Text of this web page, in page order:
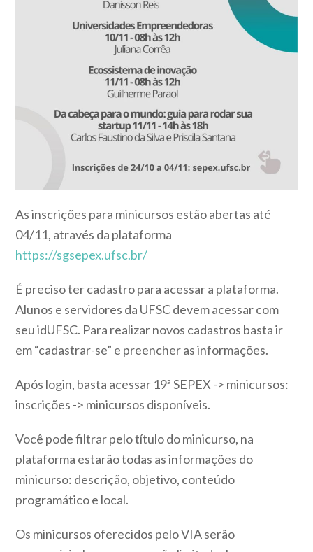
As inscrições para minicursos estão abertas até
04/11, através da plataforma
https://sgsepex.ufsc.br/
É preciso ter cadastro para acessar a plataforma.
Alunos e servidores da UFSC devem acessar com
seu idUFSC. Para realizar novos cadastros basta ir
em “cadastrar-se” e preencher as informações.
Após login, basta acessar 19ª SEPEX -> minicursos:
inscrições -> minicursos disponíveis.
Você pode filtrar pelo título do minicurso, na
plataforma estarão todas as informações do
minicurso: descrição, objetivo, conteúdo
programático e local.
Os minicursos oferecidos pelo VIA serão